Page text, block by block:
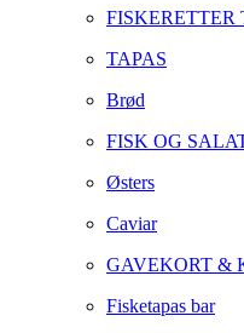
FISKERETTER
TAPAS
Brød
FISK OG
Østers
Caviar
GAVEKORT &
Fisketapas bar